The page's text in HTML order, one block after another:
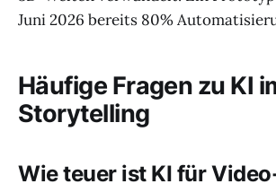
Juni 2026 bereits 80%
Häufige Fragen zu KI
Storytelling
Wie teuer ist KI für